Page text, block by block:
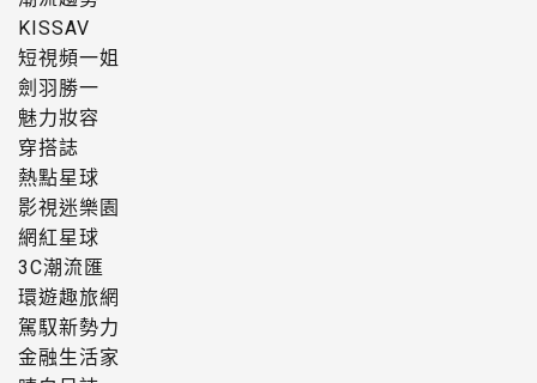
KISSAV
短視頻一姐
劍羽勝一
魅力妝容
穿搭誌
熱點星球
影視迷樂園
網紅星球
3C潮流匯
環遊趣旅網
駕馭新勢力
金融生活家